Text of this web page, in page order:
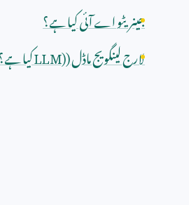
جینریٹو اے آئی کیا ہے؟
لارج لینگویج ماڈل (LLM)کیا